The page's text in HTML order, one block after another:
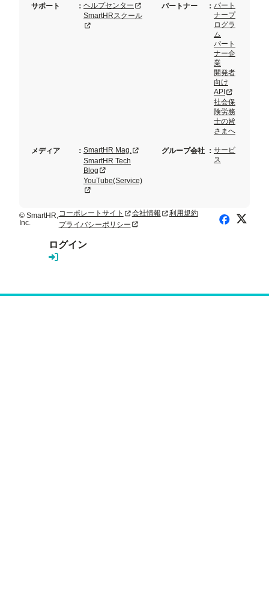
サポート ： ヘルプセンター 新規タブまたはウィンドウで開く
SmartHRスクール
新規タブまたはウィンドウで開く
メディア ： SmartHR Mag.新規タブまたはウィンドウで開く
SmartHR Tech
Blog 新規タブまたはウィンドウで開く
YouTube(Service)
新規タブまたはウィンドウで開く
パートナー ： パート
ナープ
ログラ
ム
パート
ナー企
業
開発者
向け
API新規タブま
社会保
険労務
士の皆
さまへ
グループ会社 ： サービ
ス
© SmartHR,
Inc.
コーポレートサイト 新規タブまたはウィンドウで開く
会社情報新規タブまたはウィンドウで開く
利用規約
プライバシーポリシー新規タブまたはウィンドウで開くFacebook
X
ログイン